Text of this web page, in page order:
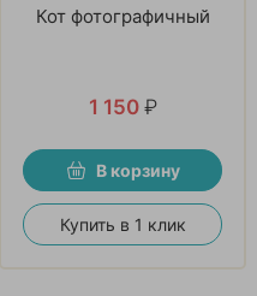
Кот фотографичный
1 150 ₽
В корзину
Купить в 1 клик